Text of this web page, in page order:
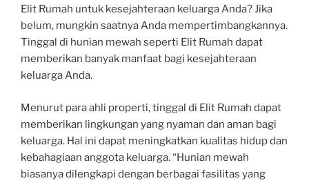
Elit Rumah untuk kesejahteraan keluarga Anda? Jika
belum, mungkin saatnya Anda mempertimbangkannya.
Tinggal di hunian mewah seperti Elit Rumah dapat
memberikan banyak manfaat bagi kesejahteraan
keluarga Anda.
Menurut para ahli properti, tinggal di Elit Rumah dapat
memberikan lingkungan yang nyaman dan aman bagi
keluarga. Hal ini dapat meningkatkan kualitas hidup dan
kebahagiaan anggota keluarga. “Hunian mewah
biasanya dilengkapi dengan berbagai fasilitas yang